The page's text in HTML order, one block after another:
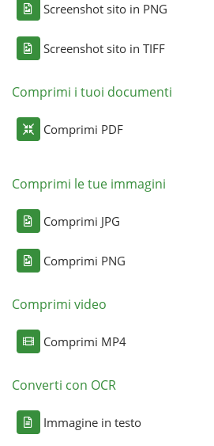
Screenshot sito in PNG
Screenshot sito in TIFF
Comprimi i tuoi documenti
Comprimi PDF
Comprimi le tue immagini
Comprimi JPG
Comprimi PNG
Comprimi video
Comprimi MP4
Converti con OCR
Immagine in testo